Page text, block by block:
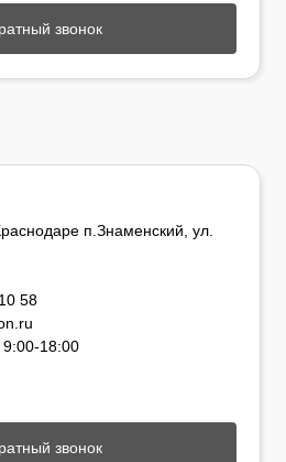
звонок
п.Знаменский, ул.
58
18:00
звонок